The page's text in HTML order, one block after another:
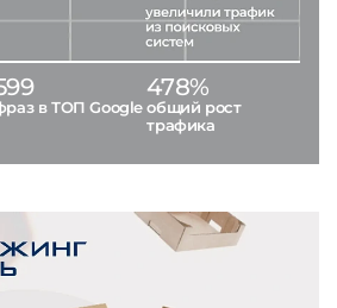
в ТОП Google
478%
общий рост
трафика